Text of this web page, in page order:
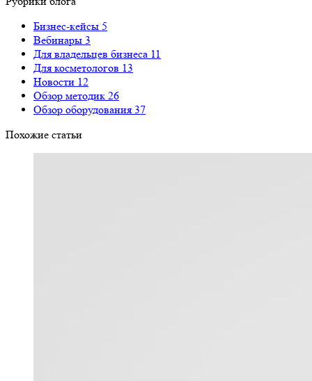
Бизнес-кейсы 5
Вебинары 3
Для владельцев бизнеса 11
Для косметологов 13
Новости 12
Обзор методик 26
Обзор оборудования 37
Похожие статьи